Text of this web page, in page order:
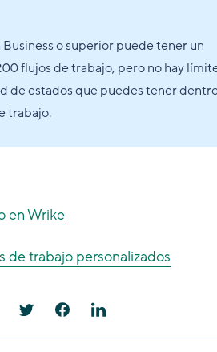
o superior puede tener un
flujos de trabajo, pero no hay
de estados que puedes tener
trabajo.
en Wrike
de trabajo personalizados